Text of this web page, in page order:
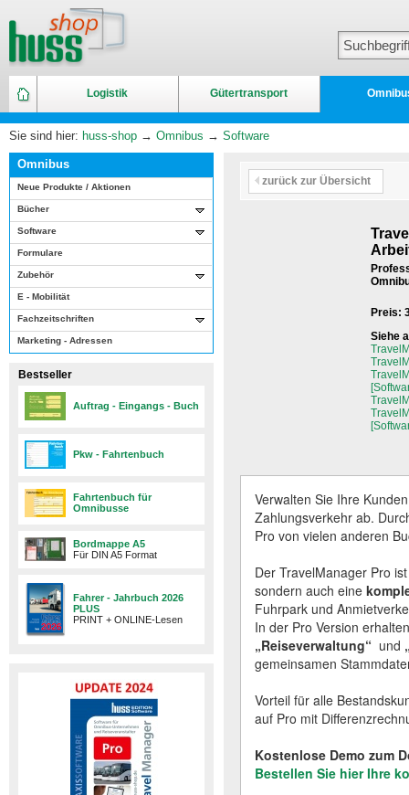
Logistik Gütertransport
Sie sind hier: huss-shop → Omnibus → Software
Omnibus
Neue Produkte / Aktionen
Bücher
Software
Formulare
Zubehör
E - Mobilität
Fachzeitschriften
Marketing - Adressen
Bestseller
Auftrag - Eingangs - Buch
Pkw - Fahrtenbuch
Fahrtenbuch für
Omnibusse
Bordmappe A5
Für DIN A5 Format
Fahrer - Jahrbuch 2026
PLUS
PRINT + ONLINE-Lesen
zurück zur Übersicht
Preis:
Siehe
Verwalten Sie Ihre
Zahlungsverkehr ab.
Pro von vielen anderen
Der TravelManager Pro
sondern auch eine
Fuhrpark und
In der Pro Version
„Reiseverwaltung“ und
gemeinsamen
Vorteil für alle
auf Pro mit
Kostenlose Demo zum
Bestellen Sie hier Ihre